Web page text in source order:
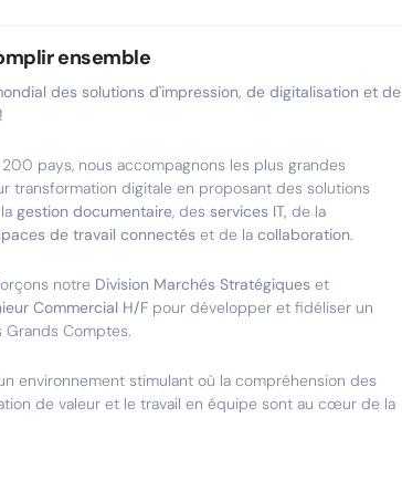
ensemble
des solutions d'impression, de digitalisation et de
pays, nous accompagnons les plus grandes
transformation digitale en proposant des solutions
gestion documentaire, des services IT, de la
de travail connectés et de la collaboration.
notre Division Marchés Stratégiques et
Commercial H/F pour développer et fidéliser un
Comptes.
environnement stimulant où la compréhension des
de valeur et le travail en équipe sont au cœur de la